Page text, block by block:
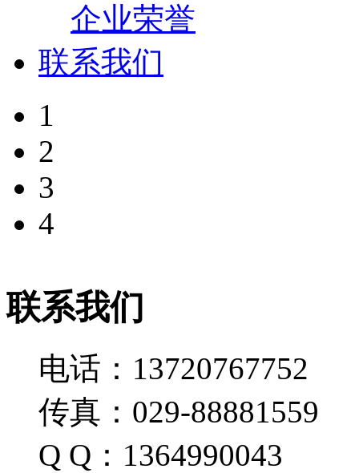
企业荣誉
联系我们
1
2
3
4
联系我们
电话：13720767752
传真：029-88881559
Q Q：1364990043